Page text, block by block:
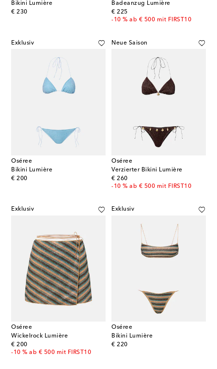
Bikini Lumière
€ 230
original price
Badeanzug Lumière
€ 225
original price
-10 % ab € 500 mit FIRST10
Exklusiv
Oséree
Bikini Lumière
€ 200
original price
Neue Saison
Oséree
Verzierter Bikini Lumière
€ 260
original price
-10 % ab € 500 mit FIRST10
Exklusiv
Oséree
Wickelrock Lumière
€ 200
original price
-10 % ab € 500 mit FIRST10
Exklusiv
Oséree
Bikini Lumière
€ 220
original price